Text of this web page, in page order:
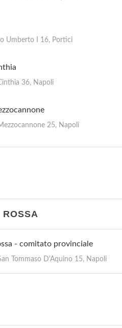
Barra
Marinare 340, Napoli
Umberto I 16, Portici
36, Napoli
25, Napoli
ROSSA
- comitato provinciale
Tommaso D'Aquino 15, Napoli